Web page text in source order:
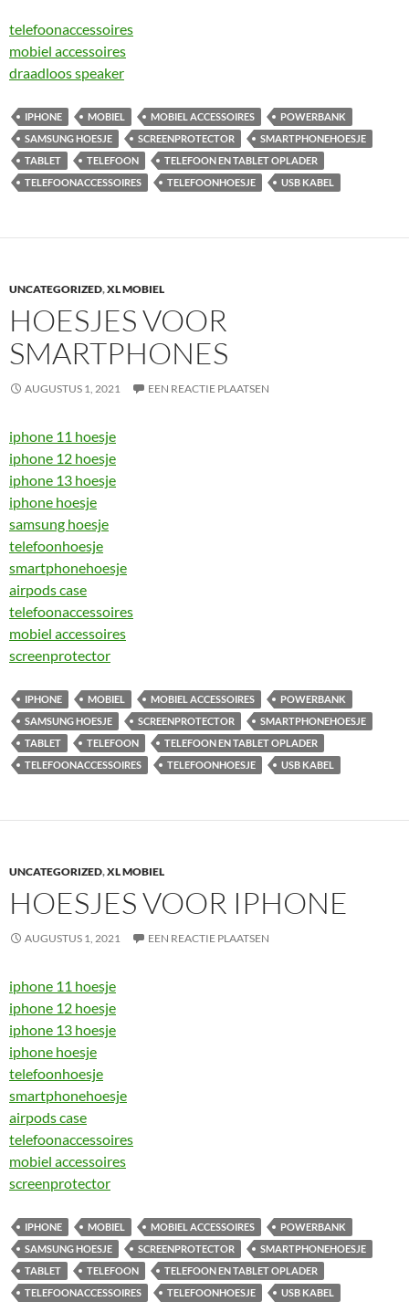
telefoonaccessoires
mobiel accessoires
draadloos speaker
IPHONE MOBIEL MOBIEL ACCESSOIRES
POWERBANK
SAMSUNG HOESJE
SCREENPROTECTOR
SMARTPHONEHOESJE
TABLET
TELEFOON
TELEFOON EN TABLET OPLADER
TELEFOONACCESSOIRES
TELEFOONHOESJE USB KABEL
UNCATEGORIZED,XL MOBIEL
HOESJES VOOR
SMARTPHONES
AUGUSTUS 1, 2021 EEN REACTIE PLAATSEN
iphone 11 hoesje
iphone 12 hoesje
iphone 13 hoesje
iphone hoesje
samsung hoesje
telefoonhoesje
smartphonehoesje
airpods case
telefoonaccessoires
mobiel accessoires
screenprotector
IPHONE MOBIEL MOBIEL ACCESSOIRES
POWERBANK
SAMSUNG HOESJE
SCREENPROTECTOR
SMARTPHONEHOESJE
TABLET
TELEFOON
TELEFOON EN TABLET OPLADER
TELEFOONACCESSOIRES
TELEFOONHOESJE USB KABEL
UNCATEGORIZED,XL MOBIEL
HOESJES VOOR IPHONE
AUGUSTUS 1, 2021 EEN REACTIE PLAATSEN
iphone 11 hoesje
iphone 12 hoesje
iphone 13 hoesje
iphone hoesje
telefoonhoesje
smartphonehoesje
airpods case
telefoonaccessoires
mobiel accessoires
screenprotector
IPHONE MOBIEL MOBIEL ACCESSOIRES
POWERBANK
SAMSUNG HOESJE
SCREENPROTECTOR
SMARTPHONEHOESJE
TABLET
TELEFOON
TELEFOON EN TABLET OPLADER
TELEFOONACCESSOIRES
TELEFOONHOESJE USB KABEL